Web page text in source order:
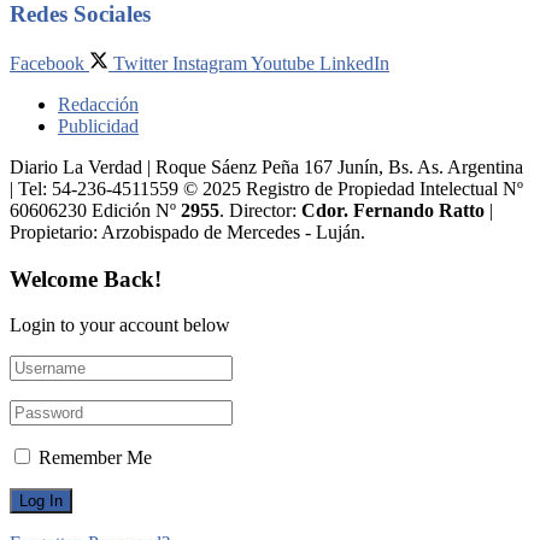
Redes Sociales
Facebook Twitter InstagramYoutube LinkedIn
Redacción
Publicidad
Diario La Verdad | Roque Sáenz Peña 167 Junín, Bs. As. Argentina
| Tel: 54-236-4511559 © 2025 Registro de Propiedad Intelectual Nº
60606230 Edición Nº 2955. Director:​ Cdor. Fernando Ratto |
Propietario:​ Arzobispado de Mercedes - Luján.
Welcome Back!
Login to your account below
Remember Me